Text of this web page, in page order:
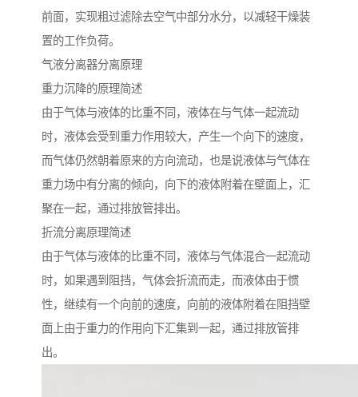
前面，实现粗过滤除去空气中部分水分，以减轻干燥装
置的工作负荷。
气液分离器分离原理
重力沉降的原理简述
由于气体与液体的比重不同，液体在与气体一起流动
时，液体会受到重力作用较大，产生一个向下的速度，
而气体仍然朝着原来的方向流动，也是说液体与气体在
重力场中有分离的倾向，向下的液体附着在壁面上，汇
聚在一起，通过排放管排出。
折流分离原理简述
由于气体与液体的比重不同，液体与气体混合一起流动
时，如果遇到阻挡，气体会折流而走，而液体由于惯
性，继续有一个向前的速度，向前的液体附着在阻挡壁
面上由于重力的作用向下汇集到一起，通过排放管排
出。